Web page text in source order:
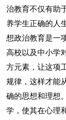
治教育不仅有助
养学生正确的人
想政治教育是一
高校以及中小学
方元素，让这项
规律，这样才能
确的思想和理想
学，使其在心理